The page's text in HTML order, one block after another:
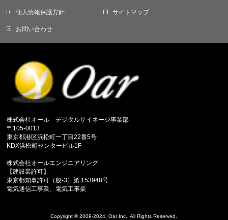
個人情報保護方針 サイトマップ
お問い合わせ
株式会社オール デジタルサイネージ事業部
〒105-0013
東京都港区浜松町一丁目22番5号
KDX浜松町センタービル1F
株式会社オールエンジニアリング
【建設業許可】
東京都知事許可（般-3）第 153948号
電気通信工事業、電気工事業
Copyright ©2009-2024. Oar Inc,. All Rights Reserved.